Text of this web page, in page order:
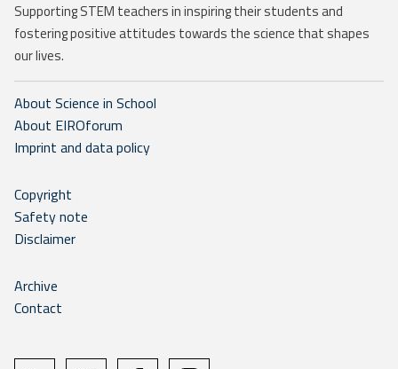
Supporting STEM teachers in inspiring their students and
fostering positive attitudes towards the science that shapes
our lives.
About Science in School
About EIROforum
Imprint and data policy
Copyright
Safety note
Disclaimer
Archive
Contact